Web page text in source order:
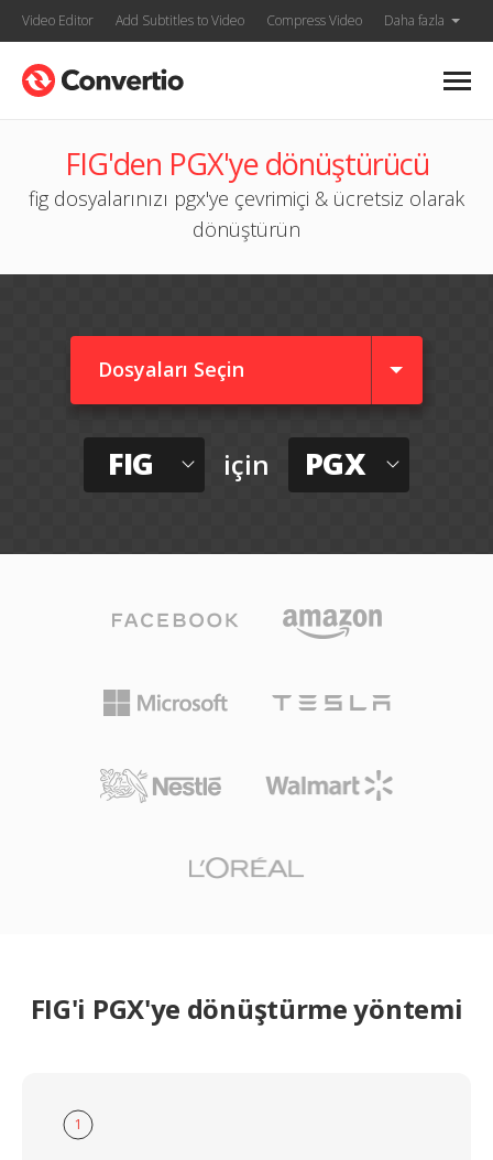
Video Editor Add Subtitles to Video Compress Video Daha fazla
FIG'den PGX'ye dönüştürücü
fig dosyalarınızı pgx'ye çevrimiçi & ücretsiz olarak
dönüştürün
Dosyaları Seçin
FIG için PGX
FIG'i PGX'ye dönüştürme yöntemi
1